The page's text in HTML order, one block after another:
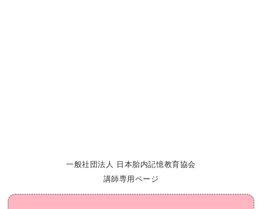
一般社団法人 日本胎内記憶教育協会
講師専用ページ